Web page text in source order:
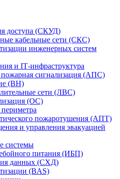
доступа (СКУД)
кабельные сети (СКС)
инженерных систем
и IT‑инфраструктура
пожарная сигнализация (АПС)
(ВН)
сети (ЛВС)
(ОС)
пожаротушения (АПТ)
и управления эвакуацией
системы
питания (ИБП)
данных (СХД)
(BAS)